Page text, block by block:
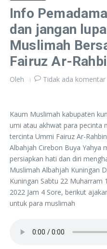
Info
dan jangan
Muslimah
Fairuz Ar-
Oleh Tidak ada komentar
Kaum Muslimah kabupaten
umi atau akhwat para pecinta
tercinta Ummi Fairuz Ar-
Albahjah Cirebon Buya Yahya
persiapkan hati dan diri
Muslimah Albahjah Kuningan
Kuningan Sabtu 22 Muharram
2022 Jam 4 Sore, berikut
untuk para muslimah